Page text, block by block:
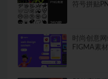
符号拼贴
时尚创意
FIGMA素